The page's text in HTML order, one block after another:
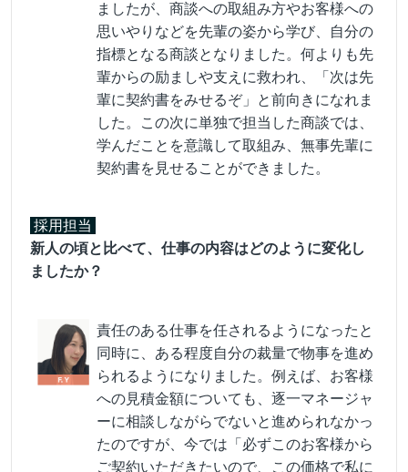
ましたが、商談への取組み方やお客様への
思いやりなどを先輩の姿から学び、自分の
指標となる商談となりました。何よりも先
輩からの励ましや支えに救われ、「次は先
輩に契約書をみせるぞ」と前向きになれま
した。この次に単独で担当した商談では、
学んだことを意識して取組み、無事先輩に
契約書を見せることができました。
採用担当
新人の頃と比べて、仕事の内容はどのように変化し
ましたか？
責任のある仕事を任されるようになったと
同時に、ある程度自分の裁量で物事を進め
られるようになりました。例えば、お客様
への見積金額についても、逐一マネージャ
ーに相談しながらでないと進められなかっ
たのですが、今では「必ずこのお客様から
ご契約いただきたいので、この価格で私に